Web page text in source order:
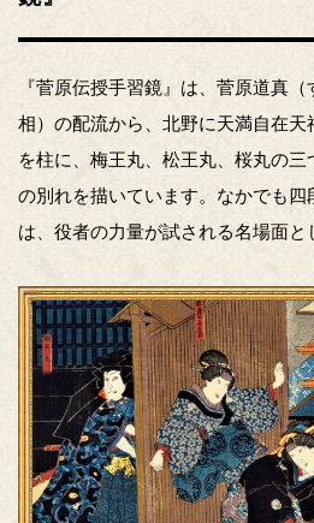
『菅原伝授手習鏡』は、菅原道真
相）の配流から、北野に天満自在
を柱に、梅王丸、松王丸、桜丸の
の別れを描いています。なかでも四
は、役者の力量が試される名場面と